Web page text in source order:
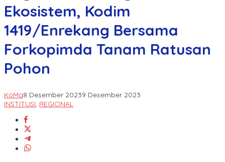
Ekosistem, Kodim
1419/Enrekang Bersama
Forkopimda Tanam Ratusan
Pohon
KoMa8 Desember 20239 Desember 2023
INSTITUSI, REGIONAL